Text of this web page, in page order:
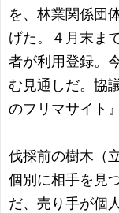
を、林業関係団
げた。４月末ま
者が利用登録。
む見通しだ。協
のフリマサイト
伐採前の樹木（
個別に相手を見
だ、売り手が個